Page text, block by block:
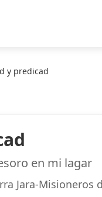
y predicad
en mi lagar
Jara-Misioneros